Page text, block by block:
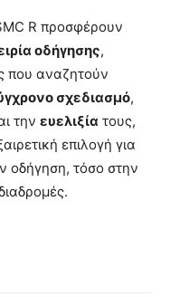
R προσφέρουν
οδήγησης,
που αναζητούν
σχεδιασμό,
την ευελιξία τους,
επιλογή για
οδήγηση, τόσο στην